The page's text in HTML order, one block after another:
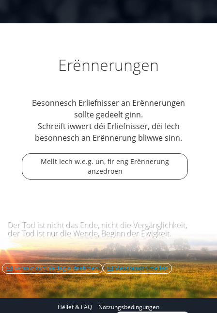
Erënnerungen
Besonnesch Erliefnisser an Erënnerungen
sollte gedeelt ginn.
Schreift iwwert déi Erliefnisser, déi Iech
besonnesch an Erënnerung bliwwe sinn.
Mellt Iech w.e.g. un, fir eng Erënnerung
anzedroen
Der Tod ist nicht das Ende, nicht die Vergänglichkeit,
der Tod ist nur die Wende, Beginn der Ewigkeit.
Kontakt zum Verlag aufnehmen Mëssbrauch mellen
Hëllef & FAQ
Notzungsbedingungen